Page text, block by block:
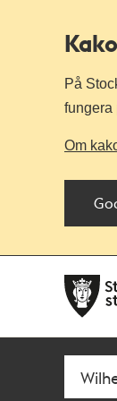
På
fungera
Om
navigationen
huvudinnehållet
Sök